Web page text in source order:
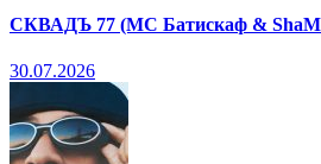
СКВАДЪ 77 (МС Батискаф &
30.07.2026